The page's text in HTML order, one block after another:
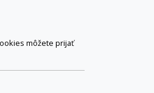
môžete prijať